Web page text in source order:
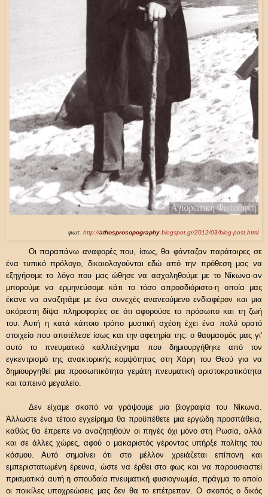
φωτ. http://athosprosopography .blogspot.gr/2012/03/blog-post.html
Οι παραπάνω αναφορές που, ίσως, θα φάνταζαν παράταιρες σε
ένα τυπικό πρόλογο, δικαιολογούνται εδώ από την πρόθεση μας να
εξηγήσομε το λόγο που μας ώθησε να ασχοληθούμε με το Νίκωνα-αν
μπορούμε να ερμηνεύσομε κάτι το τόσο απροσδιόριστο-η οποία μας
έκανε να αναζητάμε με ένα συνεχές ανανεούμενο ενδιαφέρον και μια
ακόρεστη δίψα πληροφορίες σε ότι αφορούσε το πρόσωπο και τη ζωή
του. Αυτή η κατά κάποιο τρόπο μυστική σχέση έχει ένα πολύ ορατό
στοιχείο που αποτέλεσε ίσως και την αφετηρία της: ο θαυμασμός μας γι'
αυτό το πνευματικό καλλιτέχνημα που δημιουργήθηκε από τον
εγκεντρισμό της ανακτορικής κομψότητας στη Χάρη του Θεού για να
δημιουργηθεί μια προσωπικότητα γεμάτη πνευματική αριστοκρατικότητα
και ταπεινό μεγαλείο.
Δεν είχαμε σκοπό να γράψουμε μια βιογραφία του Νίκωνα.
Άλλωστε ένα τέτοιο εγχείρημα θα προϋπέθετε μια εργώδη προσπάθεια,
καθώς θα έπρεπε να αναζητηθούν οι πηγές όχι μόνο στη Ρωσία, αλλά
και σε άλλες χώρες, αφού ο μακαριστός γέροντας υπήρξε πολίτης του
κόσμου. Αυτό σημαίνει ότι στο μέλλον χρειάζεται επίπονη και
εμπεριστατωμένη έρευνα, ώστε να έρθει στο φως και να παρουσιαστεί
πρισματικά αυτή η σπουδαία πνευματική φυσιογνωμία, πράγμα το οποίο
οι ποικίλες υποχρεώσεις μας δεν θα το επέτρεπαν. Ο σκοπός ο δικός